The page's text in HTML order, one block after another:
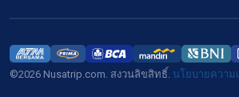
©2026 Nusatrip.com. สงวนลิขสิทธิ์. นโยบายความ